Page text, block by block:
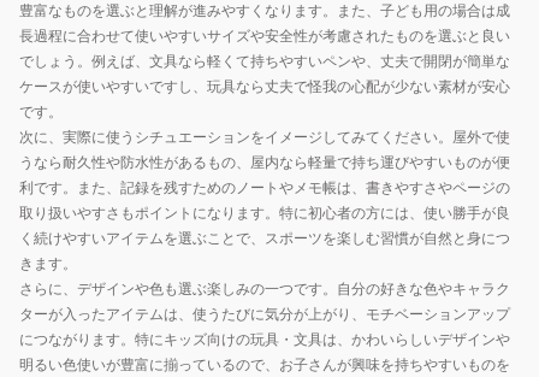
豊富なものを選ぶと理解が進みやすくなります。また、子ども用の場合は成
長過程に合わせて使いやすいサイズや安全性が考慮されたものを選ぶと良い
でしょう。例えば、文具なら軽くて持ちやすいペンや、丈夫で開閉が簡単な
ケースが使いやすいですし、玩具なら丈夫で怪我の心配が少ない素材が安心
です。
次に、実際に使うシチュエーションをイメージしてみてください。屋外で使
うなら耐久性や防水性があるもの、屋内なら軽量で持ち運びやすいものが便
利です。また、記録を残すためのノートやメモ帳は、書きやすさやページの
取り扱いやすさもポイントになります。特に初心者の方には、使い勝手が良
く続けやすいアイテムを選ぶことで、スポーツを楽しむ習慣が自然と身につ
きます。
さらに、デザインや色も選ぶ楽しみの一つです。自分の好きな色やキャラク
ターが入ったアイテムは、使うたびに気分が上がり、モチベーションアップ
につながります。特にキッズ向けの玩具・文具は、かわいらしいデザインや
明るい色使いが豊富に揃っているので、お子さんが興味を持ちやすいものを